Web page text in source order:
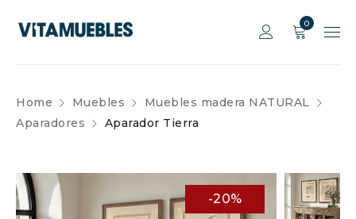
0
Home Muebles
Muebles madera NATURAL
Aparadores
Aparador Tierra
-20%